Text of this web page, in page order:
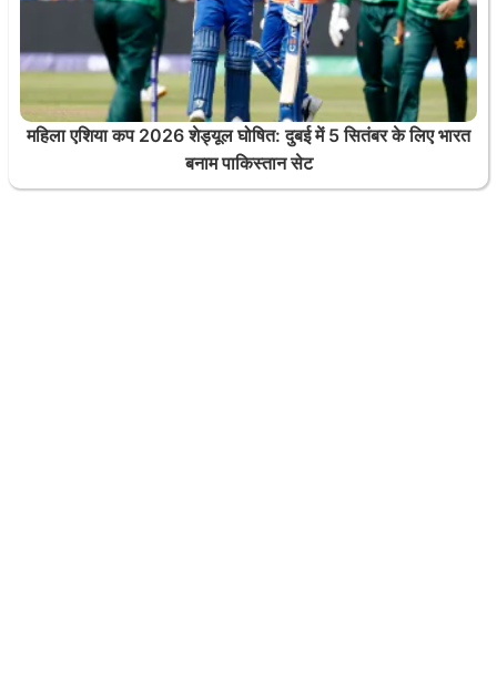
महिला एशिया कप 2026 शेड्यूल घोषित: दुबई में 5 सितंबर के लिए भारत
बनाम पाकिस्तान सेट